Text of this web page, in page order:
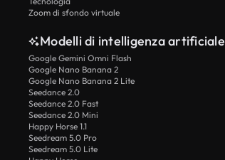
Zoom di sfondo virtuale
Modelli di intelligenza artificiale
Google Gemini Omni Flash
Google Nano Banana 2
Google Nano Banana 2 Lite
Seedance 2.0
Seedance 2.0 Fast
Seedance 2.0 Mini
Happy Horse 1.1
Seedream 5.0 Pro
Seedream 5.0 Lite